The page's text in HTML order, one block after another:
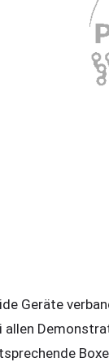
Geräte
allen